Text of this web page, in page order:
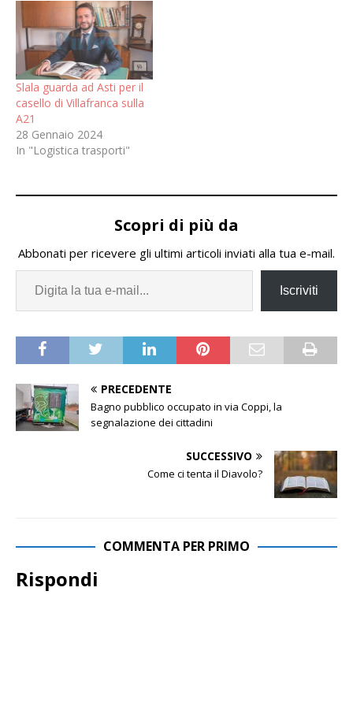
Slala guarda ad Asti per il
casello di Villafranca sulla
A21
28 Gennaio 2024
In "Logistica trasporti"
Scopri di più da
Abbonati per ricevere gli ultimi articoli inviati alla tua e-mail.
Iscriviti
PRECEDENTE
Bagno pubblico occupato in via Coppi, la
segnalazione dei cittadini
SUCCESSIVO
Come ci tenta il Diavolo?
COMMENTA PER PRIMO
Rispondi